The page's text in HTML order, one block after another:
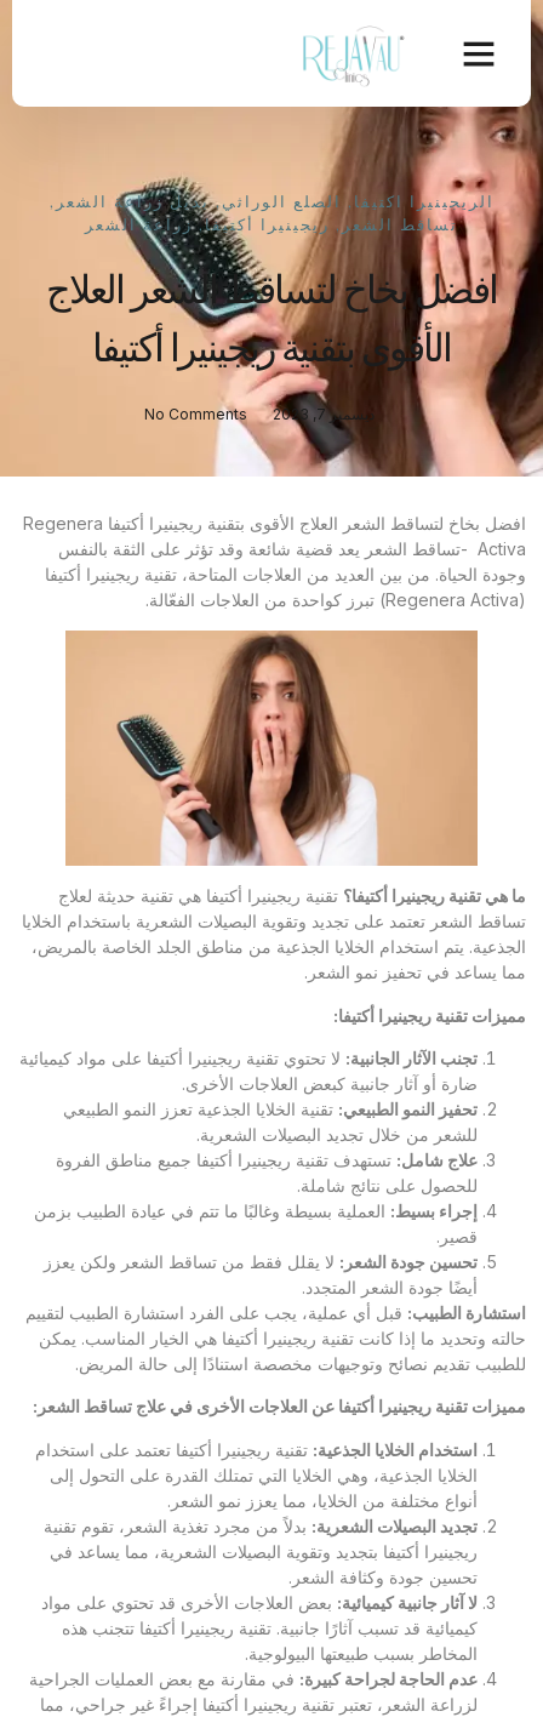
الريجينيرا اكتيفا , الصلع الوراثي,بديل زراعة الشعر ,
تساقط الشعر, ريجينيرا أكتيفا,زراعة الشعر
افضل بخاخ لتساقط الشعر العلاج
الأقوى بتقنية ريجينيرا أكتيفا
ديسمبر 7, 2023 No Comments
افضل بخاخ لتساقط الشعر العلاج الأقوى بتقنية ريجينيرا أكتيفا Regenera
Activa -تساقط الشعر يعد قضية شائعة وقد تؤثر على الثقة بالنفس
وجودة الحياة. من بين العديد من العلاجات المتاحة، تقنية ريجينيرا أكتيفا
(Regenera Activa) تبرز كواحدة من العلاجات الفعّالة.
ما هي تقنية ريجينيرا أكتيفا؟ تقنية ريجينيرا أكتيفا هي تقنية حديثة لعلاج
تساقط الشعر تعتمد على تجديد وتقوية البصيلات الشعرية باستخدام الخلايا
الجذعية. يتم استخدام الخلايا الجذعية من مناطق الجلد الخاصة بالمريض،
مما يساعد في تحفيز نمو الشعر.
مميزات تقنية ريجينيرا أكتيفا:
تجنب الآثار الجانبية: لا تحتوي تقنية ريجينيرا أكتيفا على مواد كيميائية
ضارة أو آثار جانبية كبعض العلاجات الأخرى.
تحفيز النمو الطبيعي: تقنية الخلايا الجذعية تعزز النمو الطبيعي
للشعر من خلال تجديد البصيلات الشعرية.
علاج شامل: تستهدف تقنية ريجينيرا أكتيفا جميع مناطق الفروة
للحصول على نتائج شاملة.
إجراء بسيط: العملية بسيطة وغالبًا ما تتم في عيادة الطبيب بزمن
قصير.
تحسين جودة الشعر : لا يقلل فقط من تساقط الشعر ولكن يعزز
أيضًا جودة الشعر المتجدد.
استشارة الطبيب: قبل أي عملية، يجب على الفرد استشارة الطبيب لتقييم
حالته وتحديد ما إذا كانت تقنية ريجينيرا أكتيفا هي الخيار المناسب. يمكن
للطبيب تقديم نصائح وتوجيهات مخصصة استنادًا إلى حالة المريض.
مميزات تقنية ريجينيرا أكتيفا عن العلاجات الأخرى في علاج تساقط الشعر :
استخدام الخلايا الجذعية: تقنية ريجينيرا أكتيفا تعتمد على استخدام
الخلايا الجذعية، وهي الخلايا التي تمتلك القدرة على التحول إلى
أنواع مختلفة من الخلايا، مما يعزز نمو الشعر.
تجديد البصيلات الشعرية: بدلاً من مجرد تغذية الشعر، تقوم تقنية
ريجينيرا أكتيفا بتجديد وتقوية البصيلات الشعرية، مما يساعد في
تحسين جودة وكثافة الشعر.
لا آثار جانبية كيميائية: بعض العلاجات الأخرى قد تحتوي على مواد
كيميائية قد تسبب آثارًا جانبية. تقنية ريجينيرا أكتيفا تتجنب هذه
المخاطر بسبب طبيعتها البيولوجية.
عدم الحاجة لجراحة كبيرة: في مقارنة مع بعض العمليات الجراحية
لزراعة الشعر، تعتبر تقنية ريجينيرا أكتيفا إجراءً غير جراحي، مما